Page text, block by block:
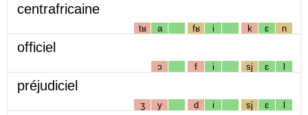
centrafricaine
tʁ a fʁ i k ɛ n
officiel
ɔ f i sj ɛ l
préjudiciel
ʒ y d i sj ɛ l